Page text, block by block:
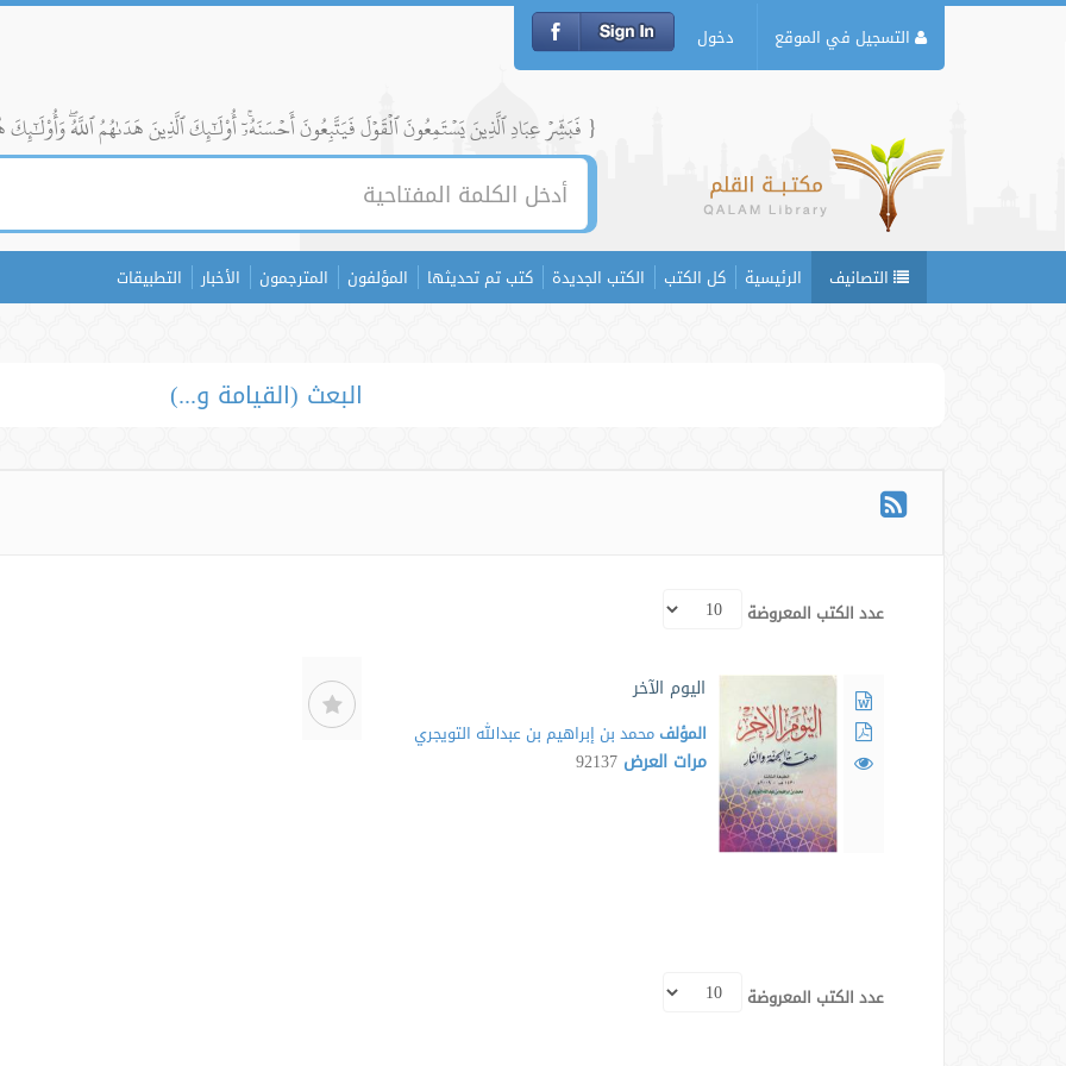
التسجيل في الموقع دخول
{ فَبَشِّرۡ عِبَادِ ٱلَّذِينَ يَسۡتَمِعُونَ ٱلۡقَوۡلَ فَيَتَّبِعُونَ أَحۡسَنَهُۥٓۚ أُوْلَٰٓئِكَ ٱلَّذِينَ هَدَىٰهُمُ ٱللَّهُۖ وَأُوْلَٰٓئِكَ
التصانيف الرئيسية كل الكتب الكتب الجديدة كتب تم تحديثها المؤلفون المترجمون الأخبار التطبيقات
البعث (القيامة و...)
عدد الكتب المعروضة
اليوم الآخر
المؤلف محمد بن إبراهيم بن عبدالله التويجري
مرات العرض 92137
عدد الكتب المعروضة